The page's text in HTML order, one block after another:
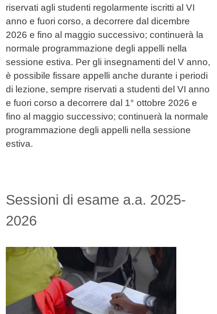
riservati agli studenti regolarmente iscritti al VI
anno e fuori corso, a decorrere dal dicembre
2026 e fino al maggio successivo; continuerà la
normale programmazione degli appelli nella
sessione estiva. Per gli insegnamenti del V anno,
è possibile fissare appelli anche durante i periodi
di lezione, sempre riservati a studenti del VI anno
e fuori corso a decorrere dal 1° ottobre 2026 e
fino al maggio successivo; continuerà la normale
programmazione degli appelli nella sessione
estiva.
Sessioni di esame a.a. 2025-
2026
Immagine